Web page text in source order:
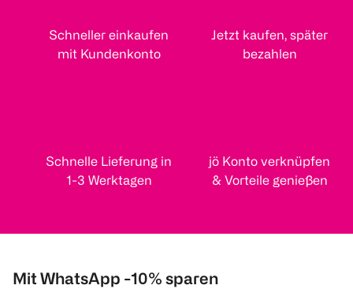
Schneller einkaufen
mit Kundenkonto
Jetzt kaufen, später
bezahlen
Schnelle Lieferung in
1-3 Werktagen
jö Konto verknüpfen
& Vorteile genießen
Mit WhatsApp -10% sparen